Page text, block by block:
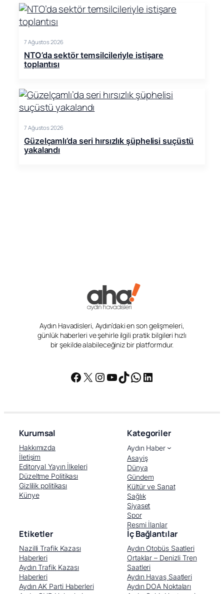
7 Ağustos 2026
NTO’da sektör temsilcileriyle istişare
toplantısı
7 Ağustos 2026
Güzelçamlı’da seri hırsızlık şüphelisi suçüstü
yakalandı
Aydın Havadisleri, Aydın’daki en son gelişmeleri,
günlük haberleri ve şehirle ilgili pratik bilgileri hızlı
bir şekilde alabileceğiniz bir platformdur.
Facebook
X Instagram
YouTube
TikTok
WhatsApp
LinkedIn
Kurumsal
Hakkımızda
İletişim
Editoryal Yayın İlkeleri
Düzeltme Politikası
Gizlilik politikası
Künye
Kategoriler
Aydın Haber
Asayiş
Dünya
Gündem
Kültür ve Sanat
Sağlık
Siyaset
Spor
Resmi İlanlar
Etiketler
Nazilli Trafik Kazası
Haberleri
Aydın Trafik Kazası
Haberleri
Aydın AK Parti Haberleri
İç Bağlantılar
Aydın Otobüs Saatleri
Ortaklar – Denizli Tren
Saatleri
Aydın Havaş Saatleri
Aydın DOA Noktaları